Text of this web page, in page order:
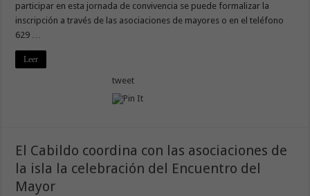
participar en esta jornada de convivencia se puede formalizar la
inscripción a través de las asociaciones de mayores o en el teléfono
629 …
Leer
tweet
El Cabildo coordina con las asociaciones de
la isla la celebración del Encuentro del
Mayor